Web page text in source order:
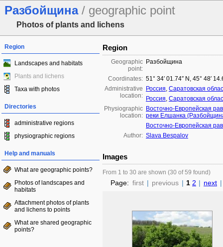
Разбойщина / geographic point
Photos of plants and lichens
Region
Landscapes and habitats
Plants and lichens
Taxa with photos
Directories
administrative regions
physiographic regions
Help and manuals
What are geographic points?
Photos of landscapes and
habitats
Attachment photos of plants
and lichens to points
What are shared geographic
points?
Region
Geographic
point:
Разбойщина
Coordinates: 51° 34′ 01.74″ N, 45° 48′
Administrative
location:
Россия, Саратовская
Россия, Саратовская
Physiographic
location:
Восточно-Европейская
реки Елшанка
Восточно-Европейская
Author: Slava Bespalov
Images
From 1 to 30 are shown (30 of 59 found)
Page: first | previous | 1 2 | next |